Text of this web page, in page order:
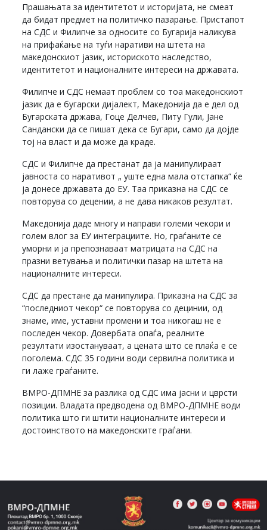
Прашањата за идентитетот и историјата, не смеат
да бидат предмет на политичко пазарање. Пристапот
на СДС и Филипче за односите со Бугарија наликува
на прифаќање на туѓи наративи на штета на
македонскиот јазик, историското наследство,
идентитетот и националните интереси на државата.
Филипче и СДС немаат проблем со тоа македонскиот
јазик да е бугарски дијалект, Македонија да е дел од
Бугарската држава, Гоце Делчев, Питу Гули, Јане
Сандански да се пишат дека се Бугари, само да дојде
тој на власт и да може да краде.
СДС и Филипче да престанат да ја манипулираат
јавноста со наративот „ уште една мала отстапка“ ќе
ја донесе државата до ЕУ. Таа приказна на СДС се
повторува со децении, а не дава никаков резултат.
Македонија даде многу и направи големи чекори и
голем влог за ЕУ интеграциите. Но, граѓаните се
уморни и ја препознаваат матрицата на СДС на
празни ветувања и политички пазар на штета на
националните интереси.
СДС да престане да манипулира. Приказна на СДС за
“последниот чекор“ се повторува со децинии, од
знаме, име, уставни промени и тоа никогаш не е
последен чекор. Довербата опаѓа, реалните
резултати изостануваат, а цената што се плаќа е се
поголема. СДС 35 години води сервилна политика и
ги лаже граѓаните.
ВМРО-ДПМНЕ за разлика од СДС има јасни и цврсти
позиции. Владата предводена од ВМРО-ДПМНЕ води
политика што ги штити националните интереси и
достоинството на македонските граѓани.